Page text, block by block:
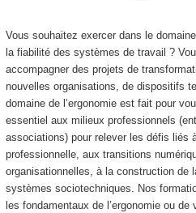
Vous souhaitez exercer dans le
la fiabilité des systèmes de travail ?
accompagner des projets de
nouvelles organisations, de dispositifs
domaine de l’ergonomie est fait pour
essentiel aux milieux professionnels
associations) pour relever les défis liés
professionnelle, aux transitions
organisationnelles, à la construction de
systèmes sociotechniques. Nos
les fondamentaux de l’ergonomie ou